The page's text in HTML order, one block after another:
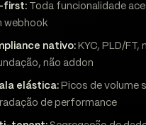
first: Toda funcionalidade
webhook
nativo: KYC, PLD/
não addon
elástica: Picos de volume
de performance